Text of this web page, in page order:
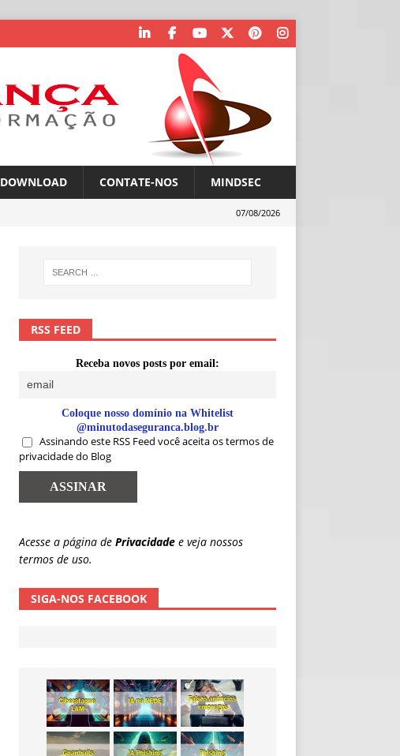
DOWNLOAD CONTATE-NOS MINDSEC
07/08/2026
RSS FEED
Receba novos posts por email:
Coloque nosso domínio na Whitelist
@minutodaseguranca.blog.br
Assinando este RSS Feed você aceita os termos de
privacidade do Blog
Acesse a página de Privacidade e veja nossos
termos de uso.
SIGA-NOS FACEBOOK